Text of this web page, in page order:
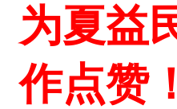
为夏益
作点赞！